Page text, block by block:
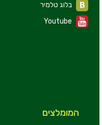
Youtube
המומלצים